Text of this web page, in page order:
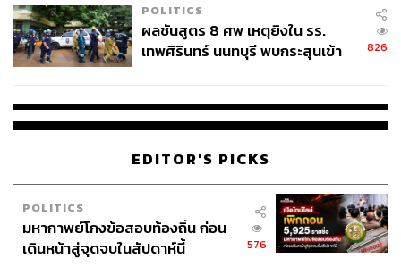
POLITICS
ผลชันสูตร 8 ศพ เหตุยิงใน รร.
เทพศิรินทร์ นนทบุรี พบกระสุนเข้า
826
EDITOR'S PICKS
POLITICS
มหากาพย์โกงข้อสอบท้องถิ่น ก่อน
เดินหน้าสู่จุดจบในสัปดาห์นี้
576